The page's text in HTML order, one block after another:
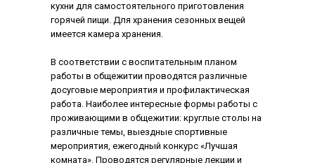
кухни для самостоятельного приготовления
горячей пищи. Для хранения сезонных вещей
имеется камера хранения.
В соответствии с воспитательным планом
работы в общежитии проводятся различные
досуговые мероприятия и профилактическая
работа. Наиболее интересные формы работы с
проживающими в общежитии: круглые столы на
различные темы, выездные спортивные
мероприятия, ежегодный конкурс «Лучшая
комната». Проводятся регулярные лекции и